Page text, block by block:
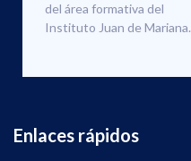
del área formativa del
Instituto Juan de Mariana.
Enlaces rápidos